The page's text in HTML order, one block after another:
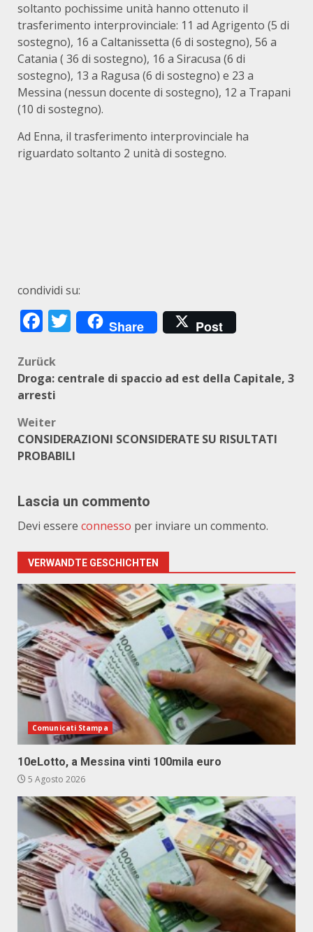
soltanto pochissime unità hanno ottenuto il
trasferimento interprovinciale: 11 ad Agrigento (5 di
sostegno), 16 a Caltanissetta (6 di sostegno), 56 a
Catania ( 36 di sostegno), 16 a Siracusa (6 di
sostegno), 13 a Ragusa (6 di sostegno) e 23 a
Messina (nessun docente di sostegno), 12 a Trapani
(10 di sostegno).
Ad Enna, il trasferimento interprovinciale ha
riguardato soltanto 2 unità di sostegno.
condividi su:
Facebook
Twitter
Share Post
Beitragsnavigation
Zurück
Droga: centrale di spaccio ad est della Capitale, 3
arresti
Weiter
CONSIDERAZIONI SCONSIDERATE SU RISULTATI
PROBABILI
Lascia un commento
Devi essere connesso per inviare un commento.
VERWANDTE GESCHICHTEN
Comunicati Stampa
10eLotto, a Messina vinti 100mila euro
5 Agosto 2026